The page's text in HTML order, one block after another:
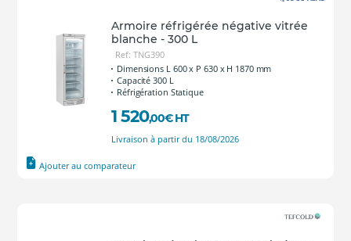
Armoire réfrigérée négative vitrée
blanche - 300 L
Ref: TNG390
Dimensions L 600 x P 630 x H 1870 mm
Capacité 300 L
Réfrigération Statique
1 520,00€ HT
Livraison à partir du 18/08/2026
Ajouter au comparateur